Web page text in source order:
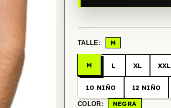
TALLE: M
M L XL XXL
10 NIÑO 12 NIÑO
COLOR: NEGRA